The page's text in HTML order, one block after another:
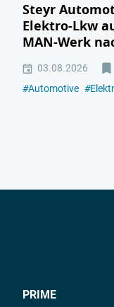
Steyr
Elektro-Lkw
MAN-Werk
03.08.2026
#Automotive #
PRIME